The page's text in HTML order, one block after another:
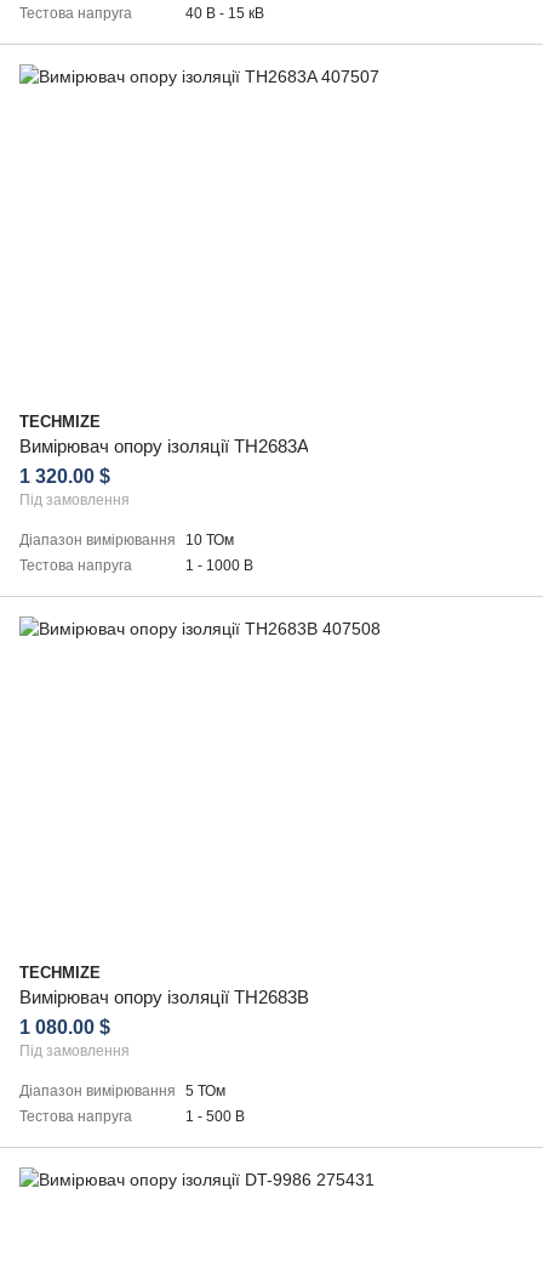
Тестова напруга 40 В - 15 кВ
TECHMIZE
Вимірювач опору ізоляції TH2683A
1 320.00 $
Під замовлення
Діапазон вимірювання
10 ТОм
Тестова напруга
1 - 1000 В
TECHMIZE
Вимірювач опору ізоляції TH2683B
1 080.00 $
Під замовлення
Діапазон вимірювання
5 ТОм
Тестова напруга
1 - 500 В